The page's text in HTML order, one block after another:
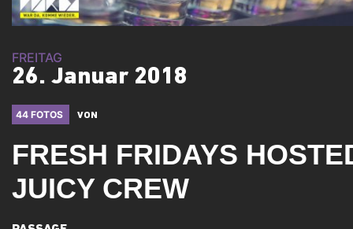
FREITAG
26. Januar 2018
44 FOTOS VON
FRESH FRIDAYS
JUICY CREW